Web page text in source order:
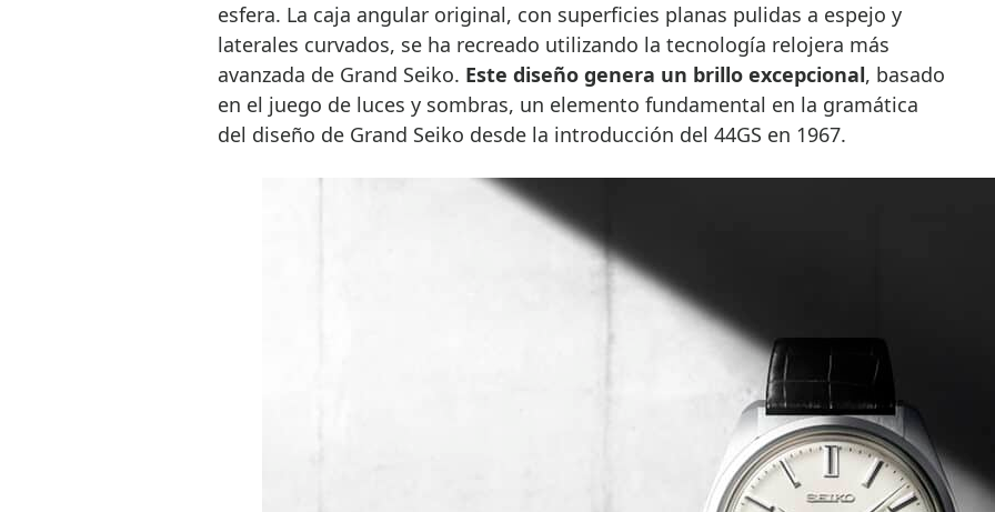
esfera. La caja angular original, con superficies planas pulidas a espejo y
laterales curvados, se ha recreado utilizando la tecnología relojera más
avanzada de Grand Seiko. Este diseño genera un brillo excepcional, basado
en el juego de luces y sombras, un elemento fundamental en la gramática
del diseño de Grand Seiko desde la introducción del 44GS en 1967.